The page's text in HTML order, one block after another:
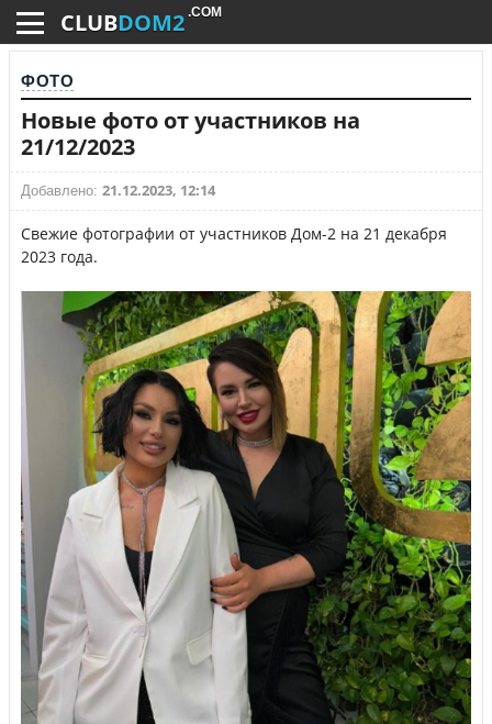
CLUBDOM2 .COM
ФОТО
Новые фото от участников на
21/12/2023
Добавлено: 21.12.2023, 12:14
Свежие фотографии от участников Дом-2 на 21 декабря
2023 года.